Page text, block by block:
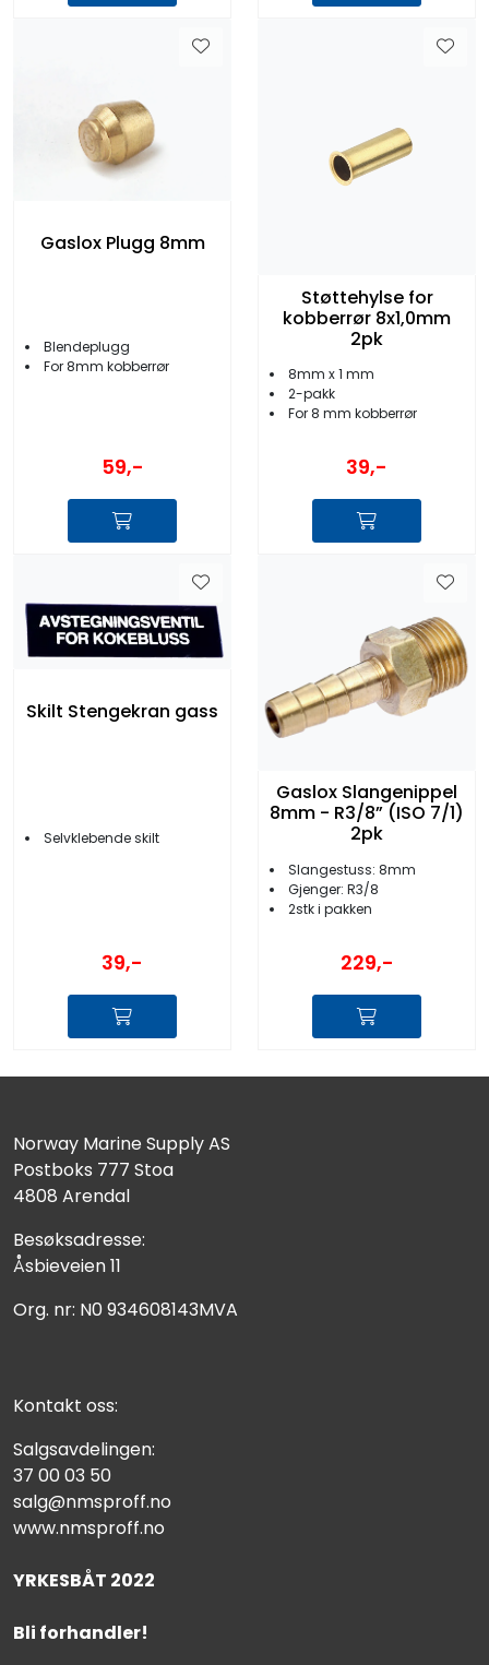
Gaslox Plugg 8mm
Blendeplugg
For 8mm kobberrør
59,-
Støttehylse for
kobberrør 8x1,0mm
2pk
8mm x 1 mm
2-pakk
For 8 mm kobberrør
39,-
Skilt Stengekran gass
Selvklebende skilt
39,-
Gaslox Slangenippel
8mm - R3/8” (ISO 7/1)
2pk
Slangestuss: 8mm
​​​​​​​Gjenger: R3/8
2stk i pakken
229,-
Norway Marine Supply AS
Postboks 777 Stoa
4808 Arendal
Besøksadresse:
Åsbieveien 11
Org. nr: N0 934608143MVA
Kontakt oss:
Salgsavdelingen:
37 00 03 50
salg@nmsproff.no
www.nmsproff.no
YRKESBÅT 2022
Bli forhandler!